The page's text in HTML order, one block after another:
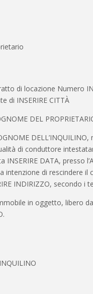
di locazione Numero
di INSERIRE CITTÀ
DEL
di conduttore
DATA, presso
intenzione di rescindere
INDIRIZZO, secondo i
in oggetto, libero